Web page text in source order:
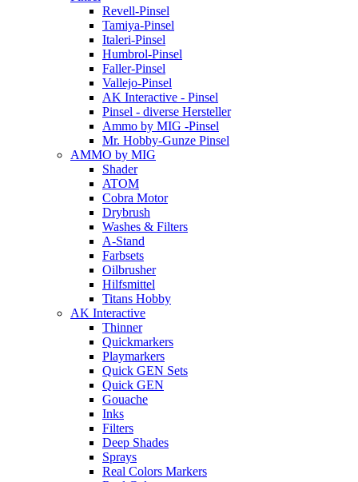
Revell-Pinsel
Tamiya-Pinsel
Italeri-Pinsel
Humbrol-Pinsel
Faller-Pinsel
Vallejo-Pinsel
AK Interactive - Pinsel
Pinsel - diverse Hersteller
Ammo by MIG -Pinsel
Mr. Hobby-Gunze Pinsel
AMMO by MIG
Shader
ATOM
Cobra Motor
Drybrush
Washes & Filters
A-Stand
Farbsets
Oilbrusher
Hilfsmittel
Titans Hobby
AK Interactive
Thinner
Quickmarkers
Playmarkers
Quick GEN Sets
Quick GEN
Gouache
Inks
Filters
Deep Shades
Sprays
Real Colors Markers